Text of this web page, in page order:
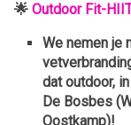
🌟 Outdoor Fit-
We nemen je
dat outdoor,
De Bosbes
Oostkamp)!